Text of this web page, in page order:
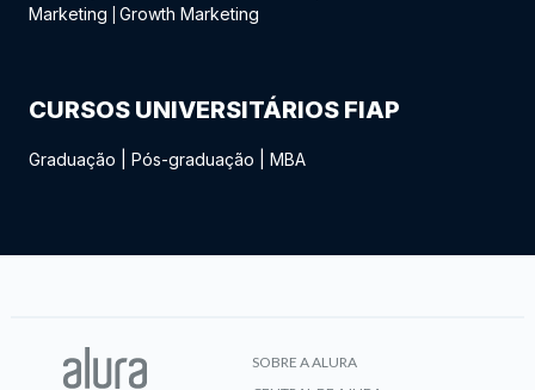
Marketing
Growth Marketing
CURSOS UNIVERSITÁRIOS FIAP
Graduação Pós-graduação MBA
SOBRE A ALURA